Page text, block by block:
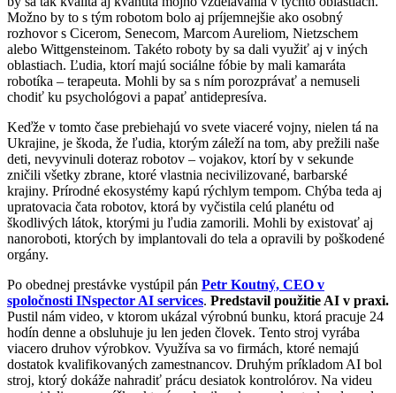
Možno by to s tým robotom bolo aj príjemnejšie ako osobný
rozhovor s Cicerom, Senecom, Marcom Aureliom, Nietzschem
alebo Wittgensteinom. Takéto roboty by sa dali využiť aj v iných
oblastiach. Ľudia, ktorí majú sociálne fóbie by mali kamaráta
robotíka – terapeuta. Mohli by sa s ním porozprávať a nemuseli
chodiť ku psychológovi a papať antidepresíva.
Keďže v tomto čase prebiehajú vo svete viaceré vojny, nielen tá na
Ukrajine, je škoda, že ľudia, ktorým záleží na tom, aby prežili naše
deti, nevyvinuli doteraz robotov – vojakov, ktorí by v sekunde
zničili všetky zbrane, ktoré vlastnia necivilizované, barbarské
krajiny. Prírodné ekosystémy kapú rýchlym tempom. Chýba teda aj
upratovacia čata robotov, ktorá by vyčistila celú planétu od
škodlivých látok, ktorými ju ľudia zamorili. Mohli by existovať aj
nanoroboti, ktorých by implantovali do tela a opravili by poškodené
orgány.
Po obednej prestávke vystúpil pán Petr Koutný, CEO v
spoločnosti INspector AI services. Predstavil použitie AI v praxi.
Pustil nám video, v ktorom ukázal výrobnú bunku, ktorá pracuje 24
hodín denne a obsluhuje ju len jeden človek. Tento stroj vyrába
viacero druhov výrobkov. Využíva sa vo firmách, ktoré nemajú
dostatok kvalifikovaných zamestnancov. Druhým príkladom AI bol
stroj, ktorý dokáže nahradiť prácu desiatok kontrolórov. Na videu